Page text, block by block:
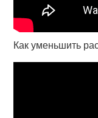
Как уменьшить